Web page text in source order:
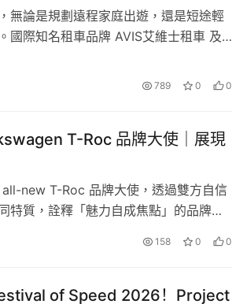
及高聳的引擎蓋設計，塑造出極具侵
運動化勁黑鋁圈，展現傲視群倫的堅
更兼具裝載實用性，全車散發出不容忽
無論是規劃遠程家庭出遊，還是短途輕
國際知名租車品牌 AVIS艾維士租車 及
在台灣也能享受國際級的服務。 為了滿
789 0 0
T-Roc 品牌大使｜展現
new T-Roc 品牌大使，透過雙方自信
特質，詮釋「魅力自成焦點」的品牌精
會日常與自由探索之間的多元樣貌。
158 0 0
of Speed 2026！Project